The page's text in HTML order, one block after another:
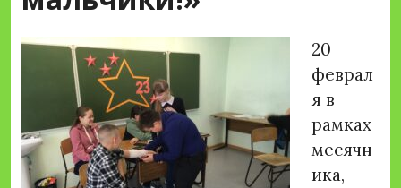
20
феврал
я в
рамках
месячн
ика,